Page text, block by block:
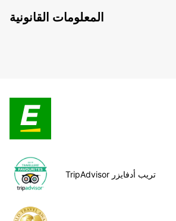
المعلومات القانونية
TripAdvisor تريب أدفايزر